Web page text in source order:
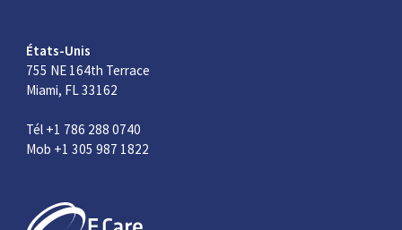
États-Unis
755 NE 164th Terrace
Miami, FL 33162
Tél +1 786 288 0740
Mob +1 305 987 1822